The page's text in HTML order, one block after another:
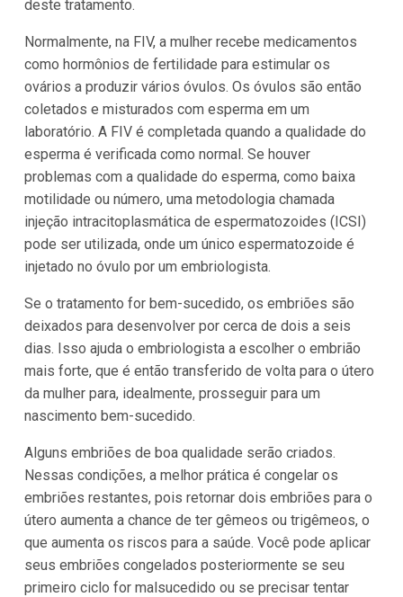
deste tratamento.
Normalmente, na FIV, a mulher recebe medicamentos
como hormônios de fertilidade para estimular os
ovários a produzir vários óvulos. Os óvulos são então
coletados e misturados com esperma em um
laboratório. A FIV é completada quando a qualidade do
esperma é verificada como normal. Se houver
problemas com a qualidade do esperma, como baixa
motilidade ou número, uma metodologia chamada
injeção intracitoplasmática de espermatozoides (ICSI)
pode ser utilizada, onde um único espermatozoide é
injetado no óvulo por um embriologista.
Se o tratamento for bem-sucedido, os embriões são
deixados para desenvolver por cerca de dois a seis
dias. Isso ajuda o embriologista a escolher o embrião
mais forte, que é então transferido de volta para o útero
da mulher para, idealmente, prosseguir para um
nascimento bem-sucedido.
Alguns embriões de boa qualidade serão criados.
Nessas condições, a melhor prática é congelar os
embriões restantes, pois retornar dois embriões para o
útero aumenta a chance de ter gêmeos ou trigêmeos, o
que aumenta os riscos para a saúde. Você pode aplicar
seus embriões congelados posteriormente se seu
primeiro ciclo for malsucedido ou se precisar tentar